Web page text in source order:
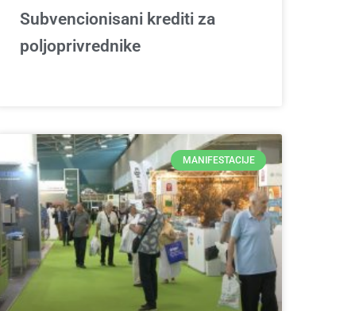
Subvencionisani krediti za
poljoprivrednike
MANIFESTACIJE